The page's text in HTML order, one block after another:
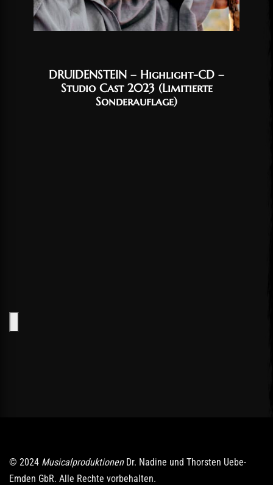
DRUIDENSTEIN – Highlight-CD –
Studio Cast 2023 (Limitierte
Sonderauflage)
© 2024 MusicalproduktionenDr. Nadine und Thorsten Uebe-
Emden GbR. Alle Rechte vorbehalten.